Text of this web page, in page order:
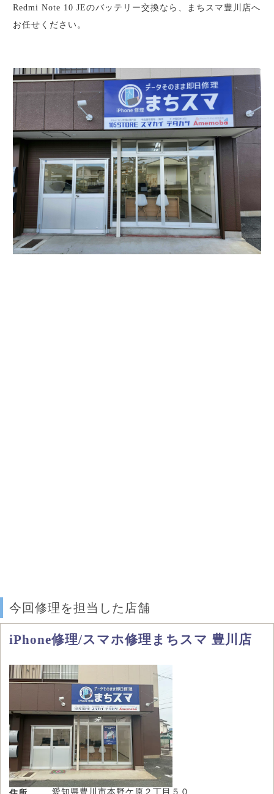
Redmi Note 10 JEのバッテリー交換なら、まちスマ豊川店へ
お任せください。
今回修理を担当した店舗
iPhone修理/スマホ修理まちスマ 豊川店
愛知県豊川市本野ケ原２丁目５０